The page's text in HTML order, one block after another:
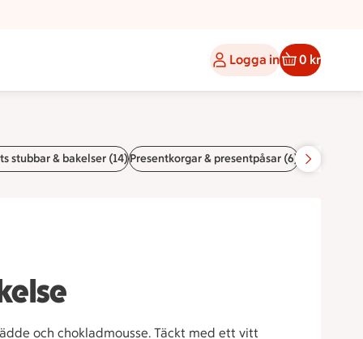
Logga in 0 kr
stubbar & bakelser (14)Presentkorgar & presentpåsar (6) Tillbehör
och chokladmousse. Täckt med ett vitt